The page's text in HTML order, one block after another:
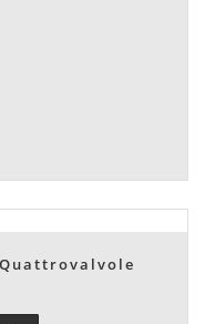
Quattrovalvole